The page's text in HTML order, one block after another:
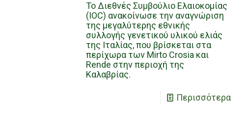
Το Διεθνές Συμβούλιο Ελαιοκομίας
(IOC) ανακοίνωσε την αναγνώριση
της μεγαλύτερης εθνικής
συλλογής γενετικού υλικού ελιάς
της Ιταλίας, που βρίσκεται στα
περίχωρα των Mirto Crosia και
Rende στην περιοχή της
Καλαβρίας.
Περισσότερα